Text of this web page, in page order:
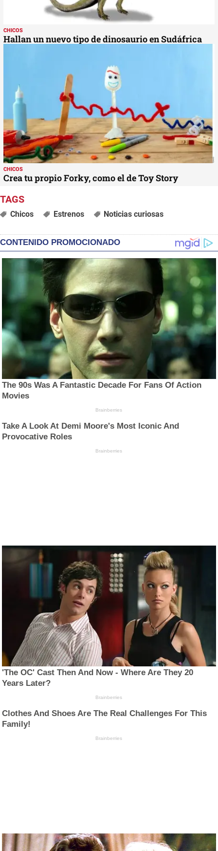
CHICOS
Hallan un nuevo tipo de dinosaurio en Sudáfrica
CHICOS
Crea tu propio Forky, como el de Toy Story
Chicos Estrenos Noticias curiosas
CONTENIDO PROMOCIONADO
The 90s Was A Fantastic Decade For Fans Of Action
Movies
Brainberries
Take A Look At Demi Moore's Most Iconic And
Provocative Roles
Brainberries
'The OC' Cast Then And Now - Where Are They 20
Years Later?
Brainberries
Clothes And Shoes Are The Real Challenges For This
Family!
Brainberries